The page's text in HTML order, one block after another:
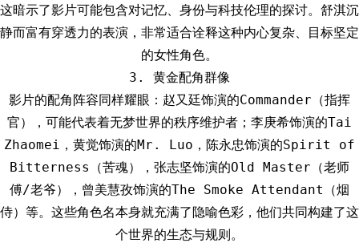
这暗示了影片可能包含对记忆、身份与科技伦理的探讨。舒淇沉
静而富有穿透力的表演，非常适合诠释这种内心复杂、目标坚定
的女性角色。
3. 黄金配角群像
影片的配角阵容同样耀眼：赵又廷饰演的Commander（指挥
官），可能代表着无梦世界的秩序维护者；李庚希饰演的Tai
Zhaomei，黄觉饰演的Mr. Luo，陈永忠饰演的Spirit of
Bitterness（苦魂），张志坚饰演的Old Master（老师
傅/老爷），曾美慧孜饰演的The Smoke Attendant（烟
侍）等。这些角色名本身就充满了隐喻色彩，他们共同构建了这
个世界的生态与规则。